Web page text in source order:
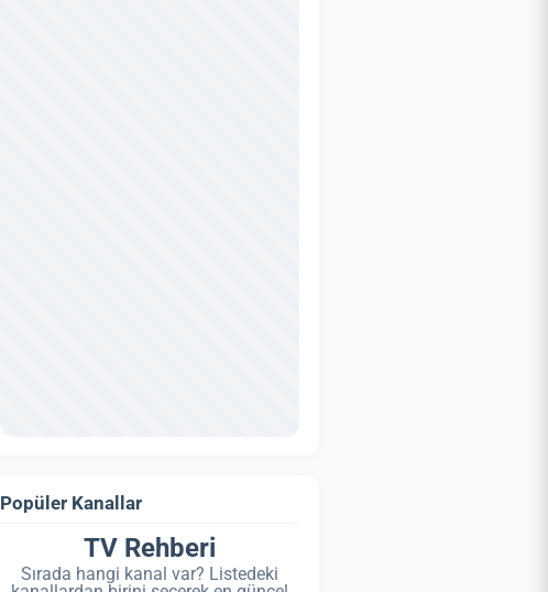
Popüler Kanallar
TV Rehberi
Sırada hangi kanal var? Listedeki